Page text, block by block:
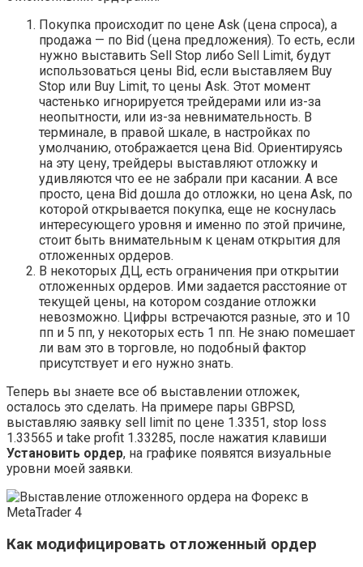
Покупка происходит по цене Ask (цена спроса), а
продажа — по Bid (цена предложения). То есть, если
нужно выставить Sell Stop либо Sell Limit, будут
использоваться цены Bid, если выставляем Buy
Stop или Buy Limit, то цены Ask. Этот момент
частенько игнорируется трейдерами или из-за
неопытности, или из-за невнимательность. В
терминале, в правой шкале, в настройках по
умолчанию, отображается цена Bid. Ориентируясь
на эту цену, трейдеры выставляют отложку и
удивляются что ее не забрали при касании. А все
просто, цена Bid дошла до отложки, но цена Ask, по
которой открывается покупка, еще не коснулась
интересующего уровня и именно по этой причине,
стоит быть внимательным к ценам открытия для
отложенных ордеров.
В некоторых ДЦ, есть ограничения при открытии
отложенных ордеров. Ими задается расстояние от
текущей цены, на котором создание отложки
невозможно. Цифры встречаются разные, это и 10
пп и 5 пп, у некоторых есть 1 пп. Не знаю помешает
ли вам это в торговле, но подобный фактор
присутствует и его нужно знать.
Теперь вы знаете все об выставлении отложек,
осталось это сделать. На примере пары GBPSD,
выставляю заявку sell limit по цене 1.3351, stop loss
1.33565 и take profit 1.33285, после нажатия клавиши
Установить ордер, на графике появятся визуальные
уровни моей заявки.
Как модифицировать отложенный ордер